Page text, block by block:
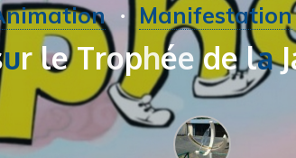
Manifestation
ur le Trophée de la J